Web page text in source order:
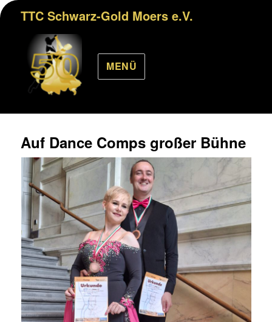
TTC Schwarz-Gold Moers e.V.
MENÜ
Auf Dance Comps großer Bühne